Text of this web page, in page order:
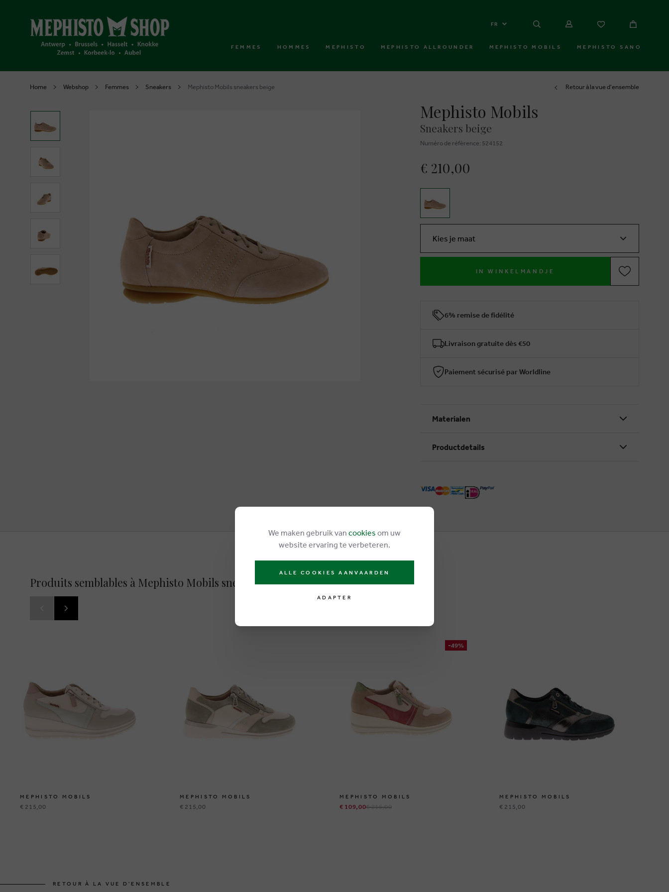
FR
FEMMES HOMMES MEPHISTO MEPHISTO ALLROUNDER MEPHISTO MOBILS MEPHISTO SANO
Home Webshop Femmes Sneakers Mephisto Mobils sneakers beige Retour à la vue d'ensemble
Mephisto Mobils
Sneakers beige
Numéro de réfèrence: 524152
€ 210,00
Kies je maat
IN WINKELMANDJE
6% remise de fidélité
Livraison gratuite dès €50
Paiement sécurisé par Worldline
Materialen
Productdetails
Produits semblables à Mephisto Mobils sneakers beige
MEPHISTO MOBILS
€ 215,00
MEPHISTO MOBILS
€ 215,00
-49%
MEPHISTO MOBILS
€ 109,00€ 215,00
MEPHISTO MOBILS
€ 215,00
RETOUR À LA VUE D'ENSEMBLE
We maken gebruik van cookies om uw
website ervaring te verbeteren.
ALLE COOKIES AANVAARDEN
ADAPTER